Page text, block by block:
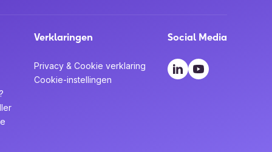
Verklaringen
Privacy & Cookie verklaring
Cookie-instellingen
Social Media